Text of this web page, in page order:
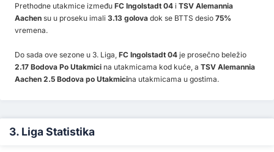
Prethodne utakmice između FC Ingolstadt 04 i TSV Alemannia
Aachen su u proseku imali 3.13 golova dok se BTTS desio 75%
vremena.
Do sada ove sezone u 3. Liga, FC Ingolstadt 04 je prosečno beležio
2.17 Bodova Po Utakmici na utakmicama kod kuće, a TSV Alemannia
Aachen 2.5 Bodova po Utakmicina utakmicama u gostima.
3. Liga Statistika